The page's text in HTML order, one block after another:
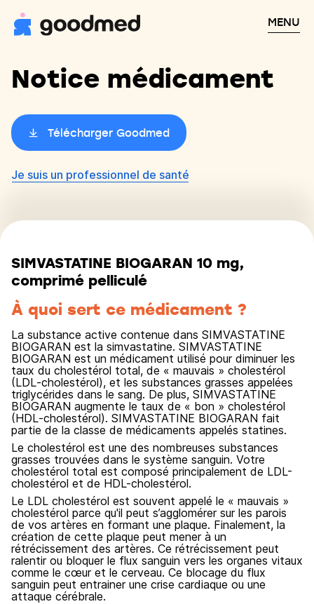
MENU
Notice médicament
Télécharger Goodmed
Je suis un professionnel de santé
SIMVASTATINE BIOGARAN 10 mg,
comprimé pelliculé
À quoi sert ce médicament ?
La substance active contenue dans SIMVASTATINE
BIOGARAN est la simvastatine. SIMVASTATINE
BIOGARAN est un médicament utilisé pour diminuer les
taux du cholestérol total, de « mauvais » cholestérol
(LDL‑cholestérol), et les substances grasses appelées
triglycérides dans le sang. De plus, SIMVASTATINE
BIOGARAN augmente le taux de « bon » cholestérol
(HDL‑cholestérol). SIMVASTATINE BIOGARAN fait
partie de la classe de médicaments appelés statines.
Le cholestérol est une des nombreuses substances
grasses trouvées dans le système sanguin. Votre
cholestérol total est composé principalement de LDL-
cholestérol et de HDL-cholestérol.
Le LDL cholestérol est souvent appelé le « mauvais »
cholestérol parce qu'il peut s’agglomérer sur les parois
de vos artères en formant une plaque. Finalement, la
création de cette plaque peut mener à un
rétrécissement des artères. Ce rétrécissement peut
ralentir ou bloquer le flux sanguin vers les organes vitaux
comme le cœur et le cerveau. Ce blocage du flux
sanguin peut entrainer une crise cardiaque ou une
attaque cérébrale.